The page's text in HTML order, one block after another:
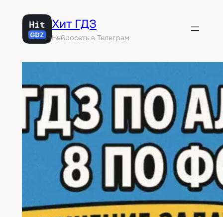
содержимому
Хит ГДЗ
Нейросеть в Телеграм